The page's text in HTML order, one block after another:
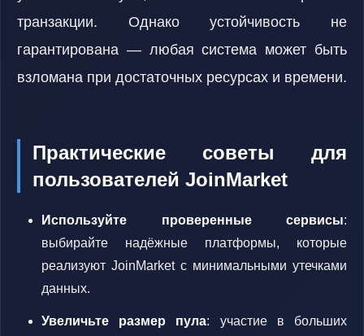
транзакции. Однако устойчивость не
гарантирована — любая система может быть
взломана при достаточных ресурсах и времени.
Практические советы для
пользователей JoinMarket
Используйте проверенные сервисы:
выбирайте надёжные платформы, которые
реализуют JoinMarket с минимальными утечками
данных.
Увеличьте размер пула: участие в больших